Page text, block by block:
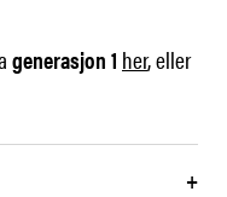
generasjon 1 her, eller
+